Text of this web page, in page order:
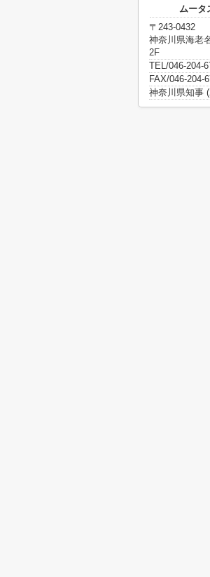
ムー
〒243-0432
神奈川県海老
2F
TEL/046-204-
FAX/046-204-
神奈川県知事